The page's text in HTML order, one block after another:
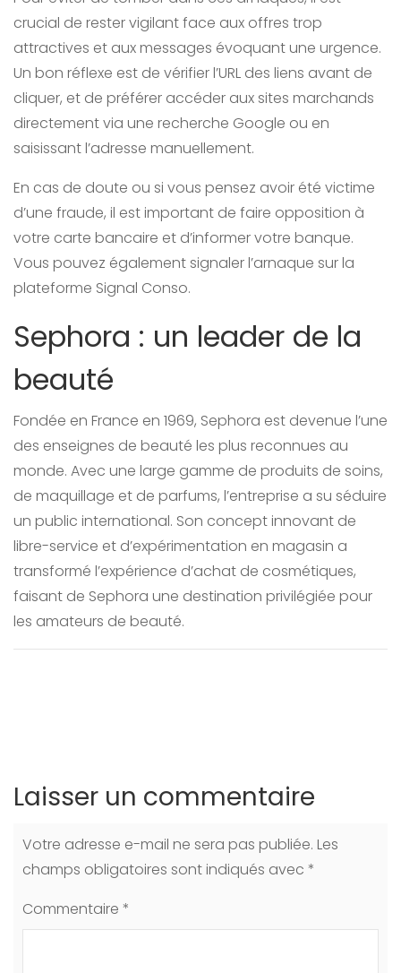
crucial de rester vigilant face aux offres trop
attractives et aux messages évoquant une urgence.
Un bon réflexe est de vérifier l’URL des liens avant de
cliquer, et de préférer accéder aux sites marchands
directement via une recherche Google ou en
saisissant l’adresse manuellement.
En cas de doute ou si vous pensez avoir été victime
d’une fraude, il est important de faire opposition à
votre carte bancaire et d’informer votre banque.
Vous pouvez également signaler l’arnaque sur la
plateforme Signal Conso.
Sephora : un leader de la
beauté
Fondée en France en 1969, Sephora est devenue l’une
des enseignes de beauté les plus reconnues au
monde. Avec une large gamme de produits de soins,
de maquillage et de parfums, l’entreprise a su séduire
un public international. Son concept innovant de
libre-service et d’expérimentation en magasin a
transformé l’expérience d’achat de cosmétiques,
faisant de Sephora une destination privilégiée pour
les amateurs de beauté.
Laisser un commentaire
Votre adresse e-mail ne sera pas publiée. Les
champs obligatoires sont indiqués avec *
Commentaire *